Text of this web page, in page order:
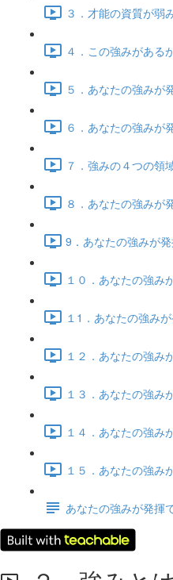
３．才能の資質が弱
４．この強みがある
５．あなたの強み
６．あなたの強み
７．強みの４つの領
８．あなたの強みが
9．あなたの強みが
１０．あなたの強み
１1．あなたの強み
１２．あなたの強み
１３．あなたの強み
１４．あなたの強み
１５．あなたの強み
あなたの強みが発